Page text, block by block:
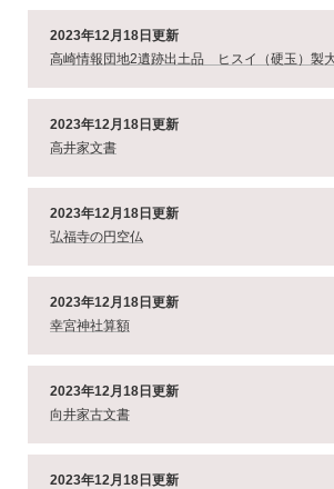
2023年12月18日更新
高崎情報団地2遺跡出土品 ヒスイ（硬玉）製
2023年12月18日更新
高井家文書
2023年12月18日更新
弘福寺の円空仏
2023年12月18日更新
幸宮神社算額
2023年12月18日更新
向井家古文書
2023年12月18日更新